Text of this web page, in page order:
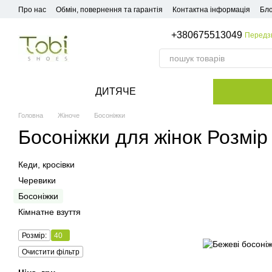
Перейти до основного контенту
Про нас Обмін, повернення та гарантія Контактна інформація
+380675513049
ДИТЯЧЕ
Головна Жіноче Босоніжки
Босоніжки для жінок
Кеди, кросівки
Черевики
Босоніжки
Кімнатне взуття
Розмір:
40
Очистити фільтр